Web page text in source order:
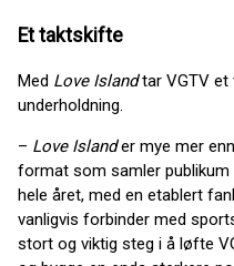
Et taktskifte
Med Love Islandtar VGTV et
underholdning.
– Love Islander mye mer
format som samler
hele året, med en etablert
vanligvis forbinder med
stort og viktig steg i å løfte